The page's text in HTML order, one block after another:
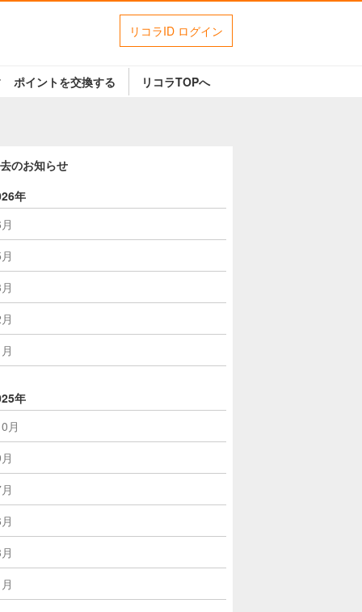
リコラID ログイン
ポイントを交換する リコラTOPへ
のお知らせ
年
年
月